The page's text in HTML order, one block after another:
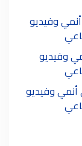
وفيديو
وفيديو
أنمي وفيديو